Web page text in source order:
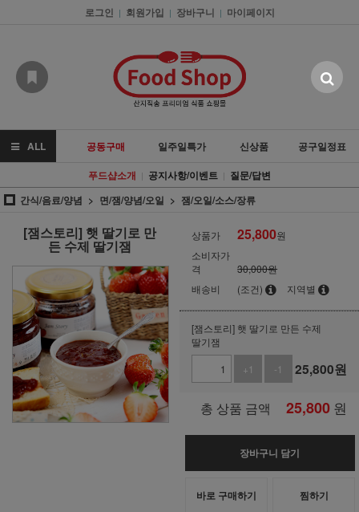
로그인 | 회원가입 | 장바구니 | 마이페이지
ALL 공동구매 일주일특가 신상품
공구일정표
푸드샵소개 | 공지사항/이벤트 | 질문/답변
간식/음료/양념
면/잼/양념/오일 잼/오일/소스/장류
[잼스토리] 햇 딸기로 만
든 수제 딸기잼
상품가 25,800원
소비자가
격
30,000원
배송비
(조건) 지역별
[잼스토리] 햇 딸기로 만든 수제
딸기잼
+1
-1 25,800원
총 상품 금액 25,800 원
장바구니 담기
바로 구매하기 찜하기